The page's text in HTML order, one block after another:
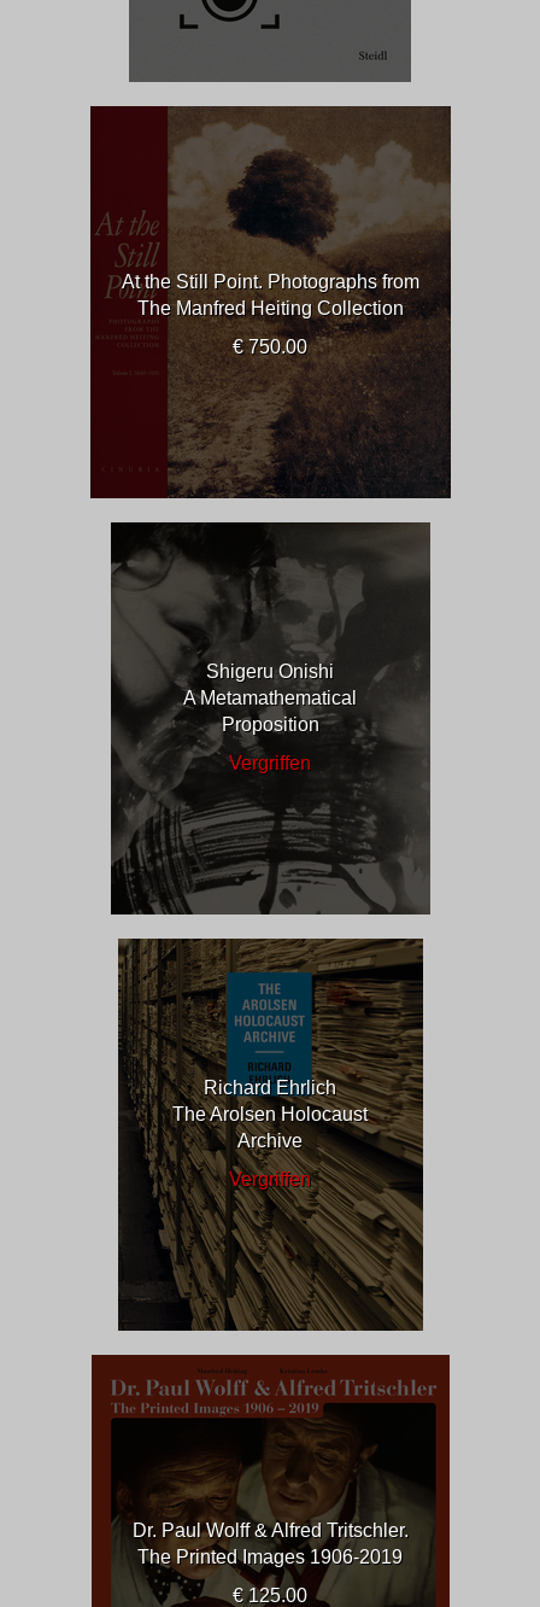
At the Still Point. Photographs from
The Manfred Heiting Collection
€ 750.00
Shigeru Onishi
A Metamathematical
Proposition
Vergriffen
Richard Ehrlich
The Arolsen Holocaust
Archive
Vergriffen
Dr. Paul Wolff & Alfred Tritschler.
The Printed Images 1906-2019
€ 125.00